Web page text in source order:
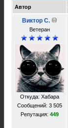
Автор
Виктор С.
Ветеран
Откуда: Хабара
Сообщений: 3 505
Репутация: 449